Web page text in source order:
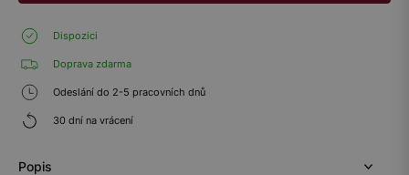
Dispozici
Doprava zdarma
Odeslání do 2-5 pracovních dnů
30 dní na vrácení
Popis